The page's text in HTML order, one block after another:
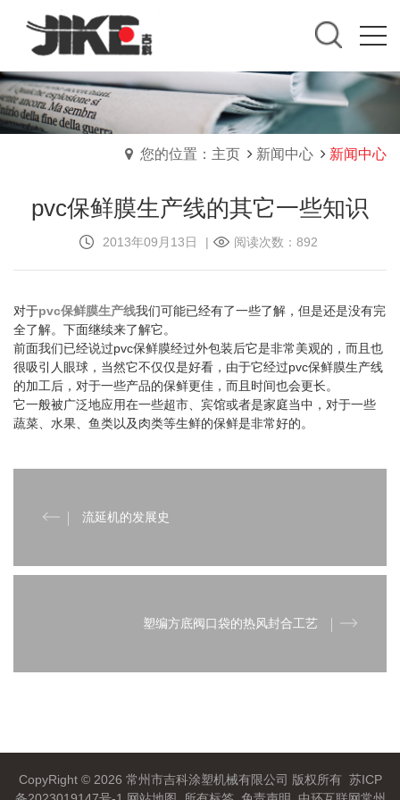
您的位置：主页 新闻中心 新闻中心
pvc保鲜膜生产线的其它一些知识
2013年09月13日 | 阅读次数：892
对于pvc保鲜膜生产线我们可能已经有了一些了解，但是还是没有完
全了解。下面继续来了解它。
前面我们已经说过pvc保鲜膜经过外包装后它是非常美观的，而且也
很吸引人眼球，当然它不仅仅是好看，由于它经过pvc保鲜膜生产线
的加工后，对于一些产品的保鲜更佳，而且时间也会更长。
它一般被广泛地应用在一些超市、宾馆或者是家庭当中，对于一些
蔬菜、水果、鱼类以及肉类等生鲜的保鲜是非常好的。
流延机的发展史
塑编方底阀口袋的热风封合工艺
CopyRight © 2026 常州市吉科涂塑机械有限公司 版权所有 苏ICP